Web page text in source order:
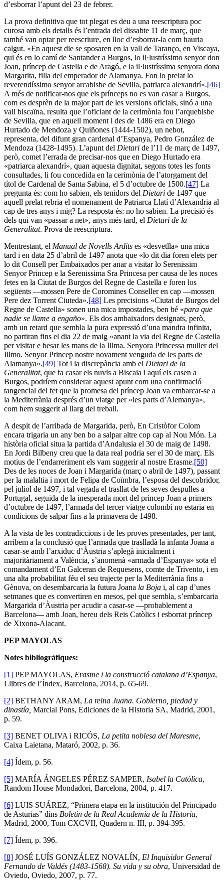
d’esborrar l’apunt del 23 de febrer.
La prova definitiva que tot plegat es deu a una reescriptura poc
curosa amb els detalls és l’entrada del dissabte 11 de març, que
també van optar per reescriure, en lloc d’esborrar-la com hauria
calgut. «En aquest die se sposaren en la vall de Taranço, en Viscaya,
qui és en lo camí de Santander a Burgos, lo il·lustríssimo senyor don
Joan, príncep de Castella e de Aragó, e la il·lustríssima senyora dona
Margarita, filla del emperador de Alamanya. Fon lo prelat lo
reverendíssimo senyor arcabisbe de Sevilla, patriarca alexandrí».[46]
A més de notificar-nos que els prínceps no es van casar a Burgos,
com es desprèn de la major part de les versions oficials, sinó a una
vall biscaïna, resulta que l’oficiant de la cerimònia fou l’arquebisbe
de Sevilla, que en aquell moment i des de 1486 era en Diego
Hurtado de Mendoza y Quiñones (1444-1502), un nebot,
representa, del difunt gran cardenal d’Espanya, Pedro González de
Mendoza (1428-1495). L’apunt del Dietari de l’11 de març de 1497,
però, comet l’errada de precisar-nos que en Diego Hurtado era
«patriarca alexandrí», quan aquesta dignitat, segons totes les fonts
consultades, li fou concedida en la cerimònia de l’atorgament del
títol de Cardenal de Santa Sabina, el 5 d’octubre de 1500.[47] La
pregunta és: com ho sabien, els tenidors del Dietari de 1497 que
aquell prelat rebria el nomenament de Patriarca Llatí d’Alexandria al
cap de tres anys i mig? La resposta és: no ho sabien. La precisió és
dels qui van «passar a net», anys més tard, el Dietari de la
Generalitat. Prova de reescriptura.
Mentrestant, el Manual de Novells Ardits es «desvetlla» una mica
tard i en data 25 d’abril de 1497 anota que «lo dit dia foren elets per
lo dit Consell per Embaixados per anar a visitar lo Serenissim
Senyor Princep e la Serenissima Sra Princesa per causa de les noces
fetes en la Ciutat de Burgos del Regne de Castella e foren los
següents —mossen Pere de Coromines Conseller en cap —mossen
Pere dez Torrent Ciuteda».[48] Les precisions «Ciutat de Burgos del
Regne de Castella» sonen una mica impostades, ben bé «para que
nadie se llame a engaño». Els dos ambaixadors designats, però,
amb un retard que sembla la pura expressió d’una mandra infinita,
no partiran fins el dia 22 de maig «anant la via del Regne de Castella
per visitar e besar les mans de la Illma. Senyora Princessa muller del
Illmo. Senyor Princep nostre novament venguda de les parts de
Alamanya».[49] Tot i la discrepància amb el Dietari de la
Generalitat, que fa casar els nuvis a Biscaia i aquí els casen a
Burgos, podríem considerar aquest apunt com una confirmació
tangencial del fet que la promesa del príncep Joan va embarcar-se a
la Mediterrània després d’un viatge per «les parts d’Alemanya»,
com hem suggerit al llarg del treball.
A despit de l’arribada de Margarida, però, En Cristòfor Colom
encara trigaria un any ben bo a salpar altre cop cap al Nou Món. La
història oficial situa la partida d’Andalusia el 30 de maig de 1498.
En Jordi Bilbeny creu que la data real podria ser el 30 de març. Els
motius de l’endarreriment els vam suggerir al nostre Erasme.[50]
Des de les noces de Joan i Margarida (març o abril de 1497), passant
per la malaltia i mort de Felipa de Coïmbra, l’esposa del descobridor,
pel juliol de 1497, i tal vegada el trasllat de les seves despulles a
Portugal, seguida de la inesperada mort del príncep Joan a primers
d’octubre de 1497, l’armada del tercer viatge colombí no estaria en
condicions de salpar fins a la primavera de 1498.
A la vista de les contradiccions i de les proves presentades, per tant,
arribem a la conclusió que l’armada que traslladà la infanta Joana a
casar-se amb l’arxiduc d’Àustria s’aplegà inicialment i
majoritàriament a València, s’anomenà «armada d’Espanya» sota el
comandament d’En Galceran de Requesens, comte de Trivento, i en
una alta probabilitat féu el seu trajecte per la Mediterrània fins a
Gènova, on desembarcaria la futura Joana la Boja i, al cap d’unes
setmanes que es convertiren en mesos, pel que sembla, s’embarcaria
Margarida d’Àustria per acudir a casar-se —probablement a
Barcelona— amb Joan, hereu dels Reis Catòlics i esborrat príncep
de Xixona-Alacant.
PEP MAYOLAS
Notes bibliogràfiques:
[1] PEP MAYOLAS, Erasme i la construcció catalana d’Espanya,
Llibres de l’Índex, Barcelona, 2014, p. 65-69.
[2] BETHANY ARAM, La reina Juana. Gobierno, piedad y
dinastía, Marcial Pons, Ediciones de la Historia SA, Madrid, 2001,
p. 59.
[3] BENET OLIVA i RICÓS, La petita noblesa del Maresme,
Caixa Laietana, Mataró, 2002, p. 36.
[4] Ídem, p. 56.
[5] MARÍA ÁNGELES PÉREZ SAMPER, Isabel la Católica,
Random House Mondadori, Barcelona, 2004, p. 417.
[6] LUIS SUÁREZ, “Primera etapa en la institución del Principado
de Asturias” dins Boletín de la Real Academia de la Historia,
Madrid, 2000, Tom CXCVII, Quadern n. III, p. 394-395.
[7] Ídem, p. 396.
[8] JOSÉ LUÍS GONZÁLEZ NOVALÍN, El Inquisidor General
Fernando de Valdés (1483-1568). Su vida y su obra, Universidad de
Oviedo, Oviedo, 2007, p. 77.